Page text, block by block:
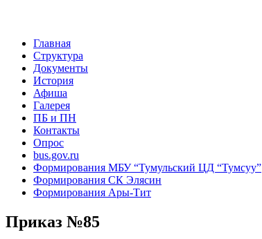
Главная
Структура
Документы
История
Афиша
Галерея
ПБ и ПН
Контакты
Опрос
bus.gov.ru
Формирования МБУ “Тумульский ЦД “Тумсуу”
Формирования СК Элясин
Формирования Ары-Тит
Приказ №85